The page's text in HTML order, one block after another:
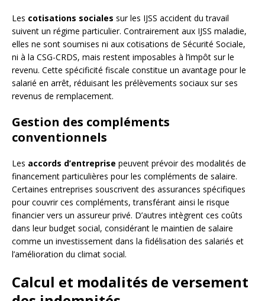
Les cotisations sociales sur les IJSS accident du travail
suivent un régime particulier. Contrairement aux IJSS maladie,
elles ne sont soumises ni aux cotisations de Sécurité Sociale,
ni à la CSG-CRDS, mais restent imposables à l’impôt sur le
revenu. Cette spécificité fiscale constitue un avantage pour le
salarié en arrêt, réduisant les prélèvements sociaux sur ses
revenus de remplacement.
Gestion des compléments
conventionnels
Les accords d’entreprise peuvent prévoir des modalités de
financement particulières pour les compléments de salaire.
Certaines entreprises souscrivent des assurances spécifiques
pour couvrir ces compléments, transférant ainsi le risque
financier vers un assureur privé. D’autres intègrent ces coûts
dans leur budget social, considérant le maintien de salaire
comme un investissement dans la fidélisation des salariés et
l’amélioration du climat social.
Calcul et modalités de versement